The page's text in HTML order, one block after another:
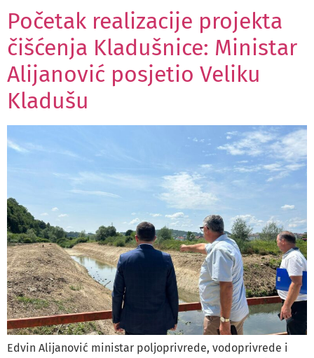
Početak realizacije projekta
čišćenja Kladušnice: Ministar
Alijanović posjetio Veliku
Kladušu
Edvin Alijanović ministar poljoprivrede, vodoprivrede i